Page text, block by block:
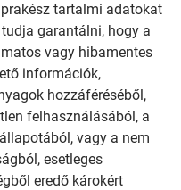
tartalmi adatokat
garantálni, hogy a
vagy hibamentes
információk,
hozzáféréséből,
felhasználásából, a
vagy a nem
esetleges
eredő károkért